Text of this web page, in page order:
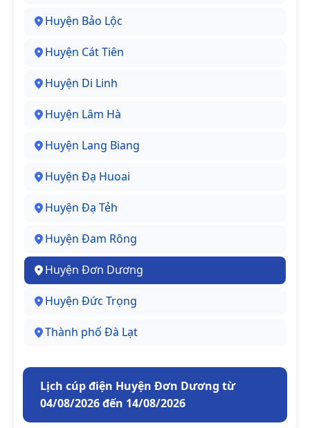
Huyện Bảo Lộc
Huyện Cát Tiên
Huyện Di Linh
Huyện Lâm Hà
Huyện Lang Biang
Huyện Đạ Huoai
Huyện Đạ Tẻh
Huyện Đam Rông
Huyện Đơn Dương
Huyện Đức Trọng
Thành phố Đà Lạt
Lịch cúp điện Huyện Đơn Dương từ
04/08/2026 đến 14/08/2026